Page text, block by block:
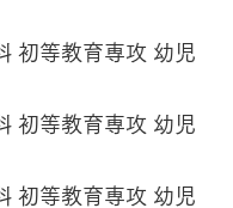
初等教育専攻 幼児
初等教育専攻 幼児
初等教育専攻 幼児